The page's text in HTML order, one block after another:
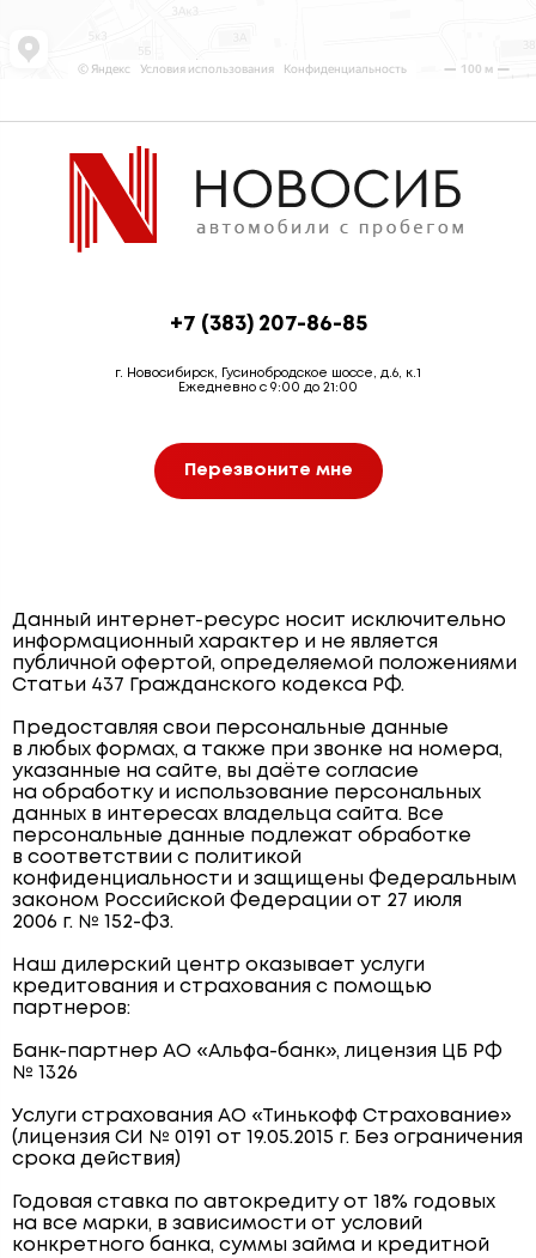
+7 (383) 207-86-85
г. Новосибирск, Гусинобродское шоссе, д.6, к.1
Ежедневно с 9:00 до 21:00
Перезвоните мне
Данный интернет-ресурс носит исключительно
информационный характер и не является
публичной офертой, определяемой положениями
Статьи 437 Гражданского кодекса РФ.
Предоставляя свои персональные данные
в любых формах, а также при звонке на номера,
указанные на сайте, вы даёте согласие
на обработку и использование персональных
данных в интересах владельца сайта. Все
персональные данные подлежат обработке
в соответствии с политикой
конфиденциальности и защищены Федеральным
законом Российской Федерации от 27 июля
2006 г. № 152-ФЗ.
Наш дилерский центр оказывает услуги
кредитования и страхования с помощью
партнеров:
Банк-партнер АО «Альфа-банк», лицензия ЦБ РФ
№ 1326
Услуги страхования АО «Тинькофф Страхование»
(лицензия СИ № 0191 от 19.05.2015 г. Без ограничения
срока действия)
Годовая ставка по автокредиту от 18% годовых
на все марки, в зависимости от условий
конкретного банка, суммы займа и кредитной